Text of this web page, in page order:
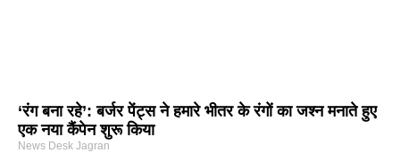
‘रंग बना रहे’: बर्जर पेंट्स ने हमारे भीतर के रंगों का जश्न मनाते हुए
एक नया कैंपेन शुरू किया
News Desk Jagran